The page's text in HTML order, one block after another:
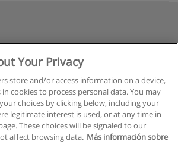
Your Privacy
store and/or access information on a device,
in cookies to process personal data. You may
choices by clicking below, including your
legitimate interest is used, or at any time in
These choices will be signaled to our
affect browsing data. Más información sobre